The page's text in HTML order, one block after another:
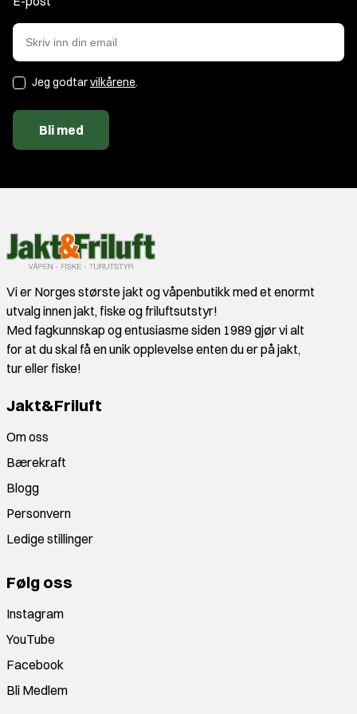
Jeg godtarvilkårene.
Bli med
Vi er Norges største jakt og våpenbutikk med et enormt
utvalg innen jakt, fiske og friluftsutstyr!
Med fagkunnskap og entusiasme siden 1989 gjør vi alt
for at du skal få en unik opplevelse enten du er på jakt,
tur eller fiske!
Jakt&Friluft
Om oss
Bærekraft
Blogg
Personvern
Ledige stillinger
Følg oss
Instagram
YouTube
Facebook
Bli Medlem